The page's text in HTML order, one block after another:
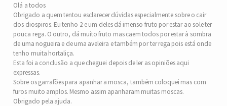
Olá a todos
Obrigado a quem tentou esclarecer dúvidas especialmente sobre o cair
dos diospiros. Eu tenho 2 e um deles dá imenso fruto por estar ao sole ter
pouca rega. O outro, dá muito fruto mas caem todos por estar à sombra
de uma nogueira e de uma aveleira e também por ter rega pois está onde
tenho muita hortaliça.
Esta foi a conclusão a que cheguei depois de ler as opiniões aqui
expressas.
Sobre os garrafões para apanhar a mosca, também coloquei mas com
furos muito amplos. Mesmo assim apanharam muitas moscas.
Obrigado pela ajuda.